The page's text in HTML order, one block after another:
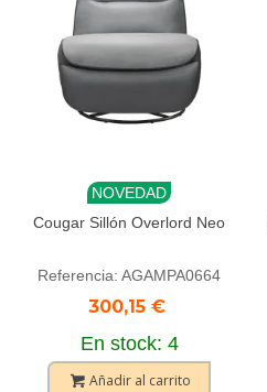
NOVEDAD
Cougar Sillón Overlord Neo
Referencia: AGAMPA0664
300,15 €
En stock: 4
Añadir al carrito